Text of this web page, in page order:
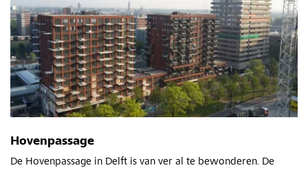
Hovenpassage
De Hovenpassage in Delft is van ver al te bewonderen. De